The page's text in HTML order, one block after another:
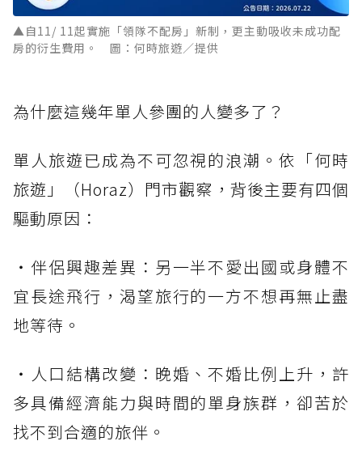
▲自11/ 11起實施「領隊不配房」新制，更主動吸收未成功配
房的衍生費用。 圖：何時旅遊／提供
為什麼這幾年單人參團的人變多了？
單人旅遊已成為不可忽視的浪潮。依「何時
旅遊」（Horaz）門市觀察，背後主要有四個
驅動原因：
・伴侶興趣差異：另一半不愛出國或身體不
宜長途飛行，渴望旅行的一方不想再無止盡
地等待。
・人口結構改變：晚婚、不婚比例上升，許
多具備經濟能力與時間的單身族群，卻苦於
找不到合適的旅伴。